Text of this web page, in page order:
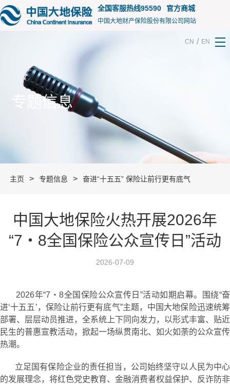
15213 全国客服热线95590 官方商城
中国大地财产保险股份有限公司网站
CN / EN
专题信息
主页 > 专题信息 > 奋进“十五五” 保险让前行更有底气
中国大地保险火热开展2026年
“7・8全国保险公众宣传日”活动
2026-07-09
2026年“7・8全国保险公众宣传日”活动如期启幕。围绕“奋
进‘十五五’，保险让前行更有底气”主题，中国大地保险迅速统筹
部署、层层动员推进，全系统上下同向发力，以形式丰富、贴近
民生的普惠宣教活动，掀起一场纵贯南北、如火如荼的公众宣传
热潮。
立足国有保险企业的责任担当，公司始终坚守以人民为中心
的发展理念，将红色党史教育、金融消费者权益保护、反诈防非